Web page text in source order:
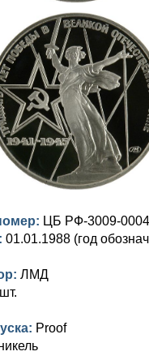
и Валахии
монеты
(1730-1740)
1727)
ЦБ РФ-3009-0004
01.01.1988 (год
ЛМД
Proof